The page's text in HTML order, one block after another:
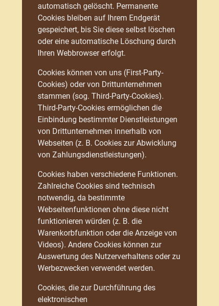
automatisch gelöscht. Permanente
Cookies bleiben auf Ihrem Endgerät
gespeichert, bis Sie diese selbst löschen
oder eine automatische Löschung durch
Ihren Webbrowser erfolgt.
Cookies können von uns (First-Party-
Cookies) oder von Drittunternehmen
stammen (sog. Third-Party-Cookies).
Third-Party-Cookies ermöglichen die
Einbindung bestimmter Dienstleistungen
von Drittunternehmen innerhalb von
Webseiten (z. B. Cookies zur Abwicklung
von Zahlungsdienstleistungen).
Cookies haben verschiedene Funktionen.
Zahlreiche Cookies sind technisch
notwendig, da bestimmte
Webseitenfunktionen ohne diese nicht
funktionieren würden (z. B. die
Warenkorbfunktion oder die Anzeige von
Videos). Andere Cookies können zur
Auswertung des Nutzerverhaltens oder zu
Werbezwecken verwendet werden.
Cookies, die zur Durchführung des
elektronischen